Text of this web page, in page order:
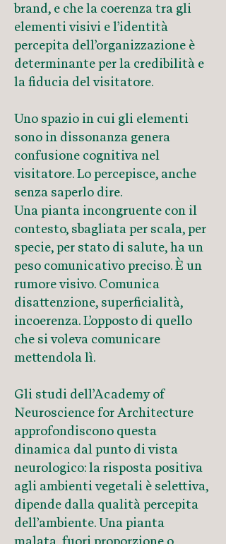
brand, e che la coerenza tra gli
elementi visivi e l’identità
percepita dell’organizzazione è
determinante per la credibilità e
la fiducia del visitatore.
Uno spazio in cui gli elementi
sono in dissonanza genera
confusione cognitiva nel
visitatore. Lo percepisce, anche
senza saperlo dire.
Una pianta incongruente con il
contesto, sbagliata per scala, per
specie, per stato di salute, ha un
peso comunicativo preciso. È un
rumore visivo. Comunica
disattenzione, superficialità,
incoerenza. L’opposto di quello
che si voleva comunicare
mettendola lì.
Gli studi dell’Academy of
Neuroscience for Architecture
approfondiscono questa
dinamica dal punto di vista
neurologico: la risposta positiva
agli ambienti vegetali è selettiva,
dipende dalla qualità percepita
dell’ambiente. Una pianta